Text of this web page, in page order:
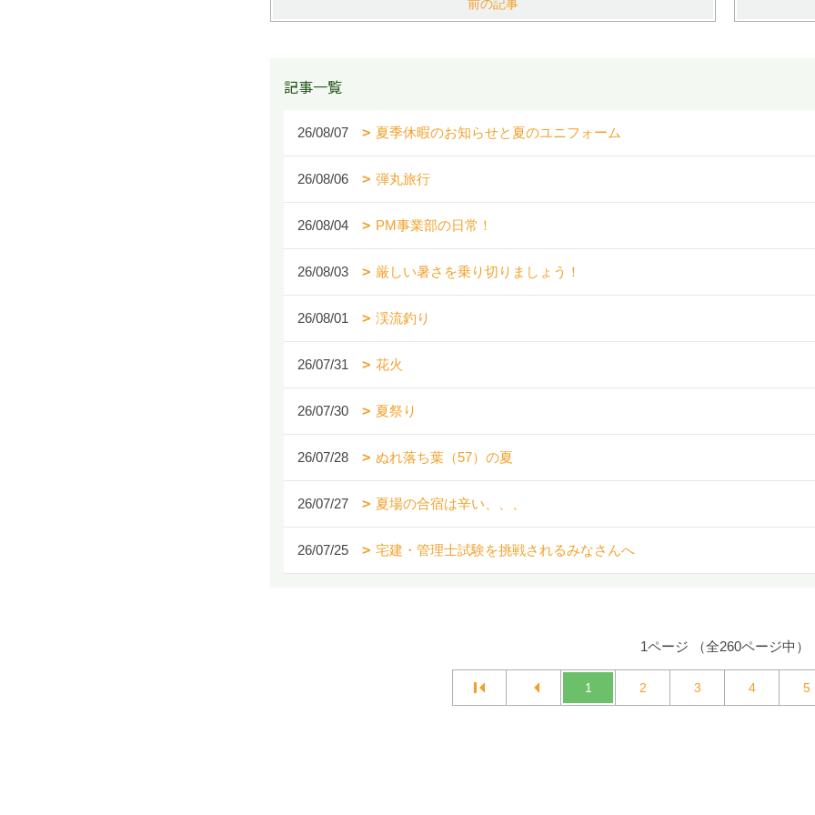
前の記事
記事一覧
26/08/07 夏季休暇のお知らせと夏のユニフォーム
26/08/06 弾丸旅行
26/08/04 PM事業部の日常！
26/08/03 厳しい暑さを乗り切りましょう！
26/08/01 渓流釣り
26/07/31 花火
26/07/30 夏祭り
26/07/28 ぬれ落ち葉（57）の夏
26/07/27 夏場の合宿は辛い、、、
26/07/25 宅建・管理士試験を挑戦されるみなさんへ
1ページ （全260ページ中）
1 2 3 4 5